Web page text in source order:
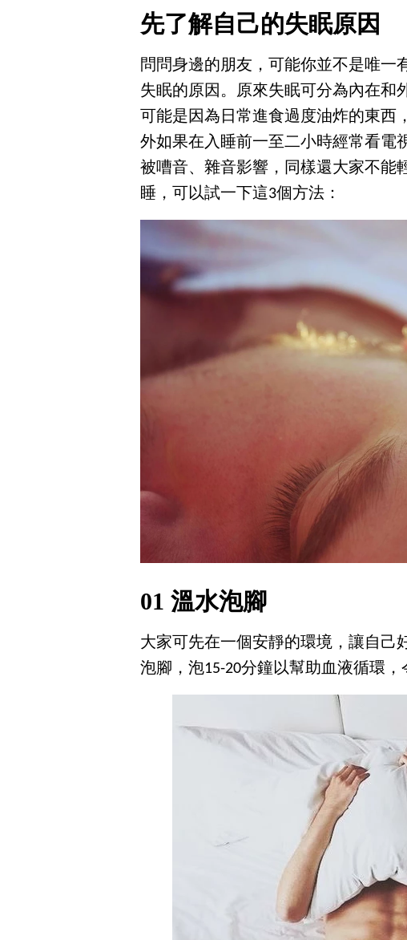
先了解自己的失眠原因
問問身邊的朋友，可能你並不是唯一
失眠的原因。原來失眠可分為內在和
可能是因為日常進食過度油炸的東西
外如果在入睡前一至二小時經常看電
被嘈音、雜音影響，同樣還大家不能
睡，可以試一下這3個方法：
01 溫水泡腳
大家可先在一個安靜的環境，讓自己
泡腳，泡15-20分鐘以幫助血液循環，